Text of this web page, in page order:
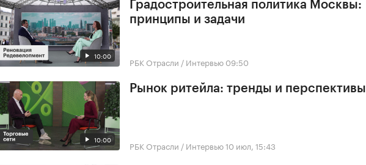
10:00
Градостроительная политика Москвы:
принципы и задачи
РБК Отрасли / Интервью 09:50
10:00
Рынок ритейла: тренды и перспективы
РБК Отрасли / Интервью10 июл, 15:43